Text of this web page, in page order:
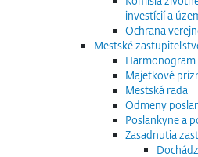
investícií a
Ochrana
Mestské
Majetkové
Mestská rada
Odmeny
Poslankyne a
Zasadnutia